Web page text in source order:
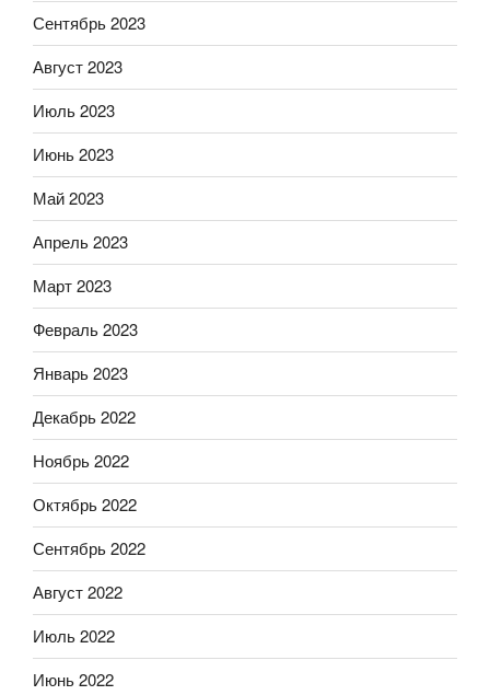
Сентябрь 2023
Август 2023
Июль 2023
Июнь 2023
Май 2023
Апрель 2023
Март 2023
Февраль 2023
Январь 2023
Декабрь 2022
Ноябрь 2022
Октябрь 2022
Сентябрь 2022
Август 2022
Июль 2022
Июнь 2022